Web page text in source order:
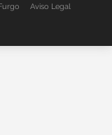
Aviso Legal